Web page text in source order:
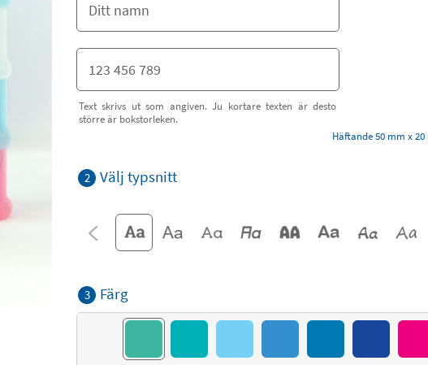
Text skrivs ut som angiven. Ju kortare texten är desto
större är bokstorleken.
Häftande 50 mm x
2 Välj typsnitt
3 Färg